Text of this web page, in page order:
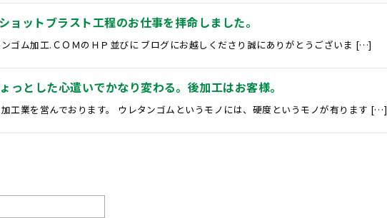
ショットブラスト工程のお仕事を拝命しました。
ゴム加工.ＣＯＭのＨＰ並びに ブログにお越しくださり誠にありがとうございま […]
っとした心遣いでかなり変わる。後加工はお客様。
工業を営んでおります。 ウレタンゴムというモノには、硬度というモノが有ります […]